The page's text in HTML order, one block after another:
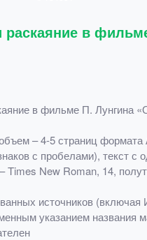
раскаяние в
в фильме П. Лунгина
– 4-5 страниц формата
с пробелами), текст с
Times New Roman, 14,
источников (включая
указанием названия